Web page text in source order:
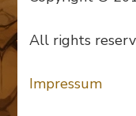
All rights
Impressum